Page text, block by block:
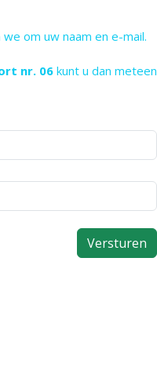
om uw naam en e-mail.
nr. 06kunt u dan meteen